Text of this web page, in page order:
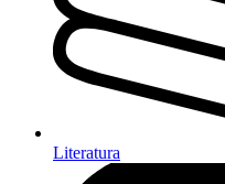
Literatura